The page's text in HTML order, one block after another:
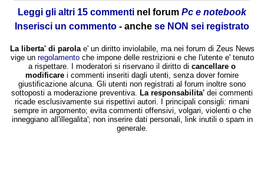
Leggi gli altri 15 commenti nel forum Pc e notebook
Inserisci un commento - anche se NON sei registrato
La liberta' di parolae' un diritto inviolabile, ma nei forum di Zeus News
vige un regolamentoche impone delle restrizioni e che l'utente e' tenuto
a rispettare. I moderatori si riservano il diritto di cancellare o
modificare i commenti inseriti dagli utenti, senza dover fornire
giustificazione alcuna. Gli utenti non registrati al forum inoltre sono
sottoposti a moderazione preventiva.
La responsabilita' dei commenti
ricade esclusivamente sui rispettivi autori. I principali consigli: rimani
sempre in argomento; evita commenti offensivi, volgari, violenti o che
inneggiano all'illegalita'; non inserire dati personali, link inutili o spam in
generale.